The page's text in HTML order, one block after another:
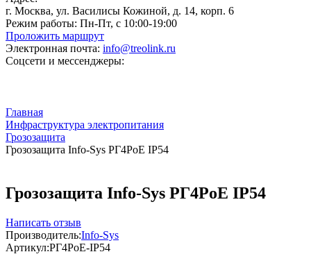
г. Москва, ул. Василисы Кожиной, д. 14, корп. 6
Режим работы: Пн-Пт, с 10:00-19:00
Проложить маршрут
Электронная почта: info@treolink.ru
Соцсети и мессенджеры:
Главная
Инфраструктура электропитания
Грозозащита
Грозозащита Info-Sys РГ4PoE IP54
Грозозащита Info-Sys РГ4PoE IP54
Написать отзыв
Производитель:Info-Sys
Артикул:РГ4PoE-IP54